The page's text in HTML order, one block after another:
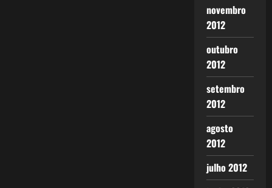
novembro
2012
outubro
2012
setembro
2012
agosto
2012
julho 2012